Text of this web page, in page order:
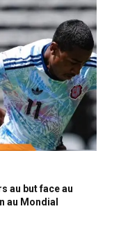
au but face au
au Mondial